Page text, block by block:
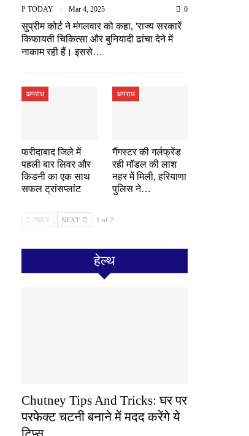
P TODAY Mar 4, 2025 0
सुप्रीम कोर्ट ने मंगलवार को कहा, 'राज्य सरकारें
किफायती चिकित्सा और बुनियादी ढांचा देने में
नाकाम रही हैं। इससे…
अपराध
फरीदाबाद जिले में
पहली बार लिवर और
किडनी का एक साथ
सफल ट्रांसप्लांट
अपराध
गैंगस्टर की गर्लफ्रेंड
रही मॉडल की लाश
नहर में मिली, हरियाणा
पुलिस ने…
PREV NEXT 1 of 2
हेल्थ
Chutney Tips And Tricks: घर पर
परफेक्ट चटनी बनाने में मदद करेंगे ये